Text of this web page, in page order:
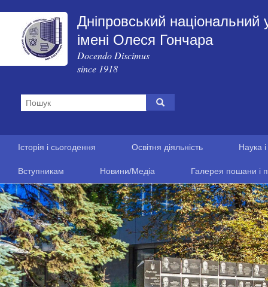
Дніпровський національний
імені Олеся Гончара
Docendo Discimus
since 1918
Історія і сьогодення Освітня діяльність Наука
Вступникам Новини/Медіа Галерея пошани і